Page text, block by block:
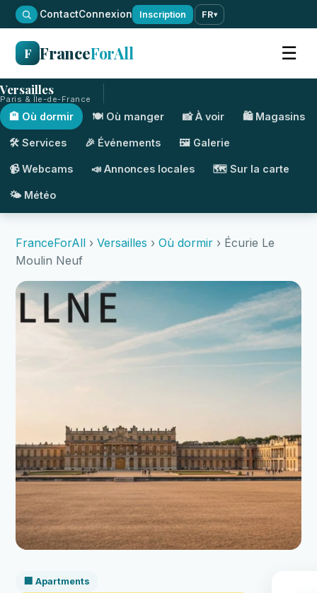
·ContactConnexion Inscription FR▾
F FranceForAll ☰
Versailles
Paris & Île-de-France
🏨 Où dormir 🍽️ Où manger 📸 À voir 🛍️ Magasins
🛠️ Services 🎉 Événements 🖼️ Galerie
📹 Webcams 📣 Annonces locales 🗺️ Sur la carte
🌤️ Météo
FranceForAll › Versailles › Où dormir › Écurie Le
Moulin Neuf
🏢 Apartments